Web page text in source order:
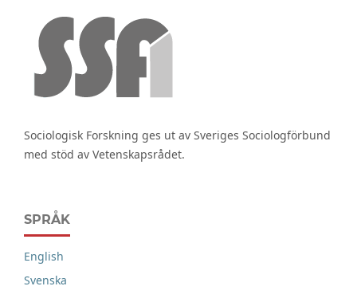
Sociologisk Forskning ges ut av Sveriges Sociologförbund
med stöd av Vetenskapsrådet.
SPRÅK
English
Svenska